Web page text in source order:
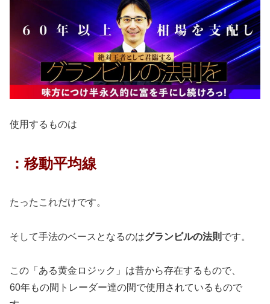
使用するものは
：移動平均線
たったこれだけです。
そして手法のベースとなるのはグランビルの法則 です。
この「ある黄金ロジック」は昔から存在するもので、
60年もの間トレーダー達の間で使用されているもので